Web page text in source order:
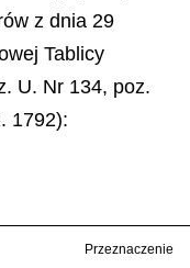
z dnia 29
Tablicy
U. Nr 134, poz.
1792):
Przeznaczenie